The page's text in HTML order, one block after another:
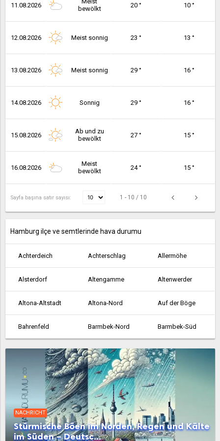
11.08.2026
bewölkt
20 ° 10 °
12.08.2026 Meist sonnig 23 ° 13 °
13.08.2026 Meist sonnig 29 ° 16 °
14.08.2026 Sonnig 29 ° 16 °
15.08.2026
Ab und zu
bewölkt
27 ° 15 °
16.08.2026
Meist
bewölkt
24 ° 15 °
Sayfa başına satır sayısı: 1 - 10 / 10
Hamburg ilçe ve semtlerinde hava durumu
Achterdeich Achterschlag Allermöhe
Alsterdorf Altengamme Altenwerder
Altona-Altstadt Altona-Nord Auf der Böge
Bahrenfeld Barmbek-Nord Barmbek-Süd
Bergedorf Bergstedt Billbrook
Billstedt Billwerder an der Bille Blankenese
Boberg Borgfelde Borghorst
Brakenburg Bramfeld Cranz
NACHRICHT
Stürmische Böen im Norden, Regen und Kälte
im Süden – Deutsc...